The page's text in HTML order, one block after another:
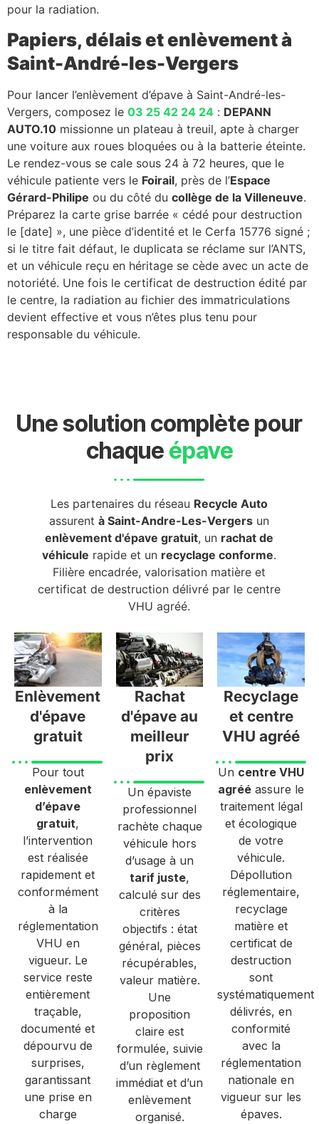
pour la radiation.
Papiers, délais et enlèvement à
Saint-André-les-Vergers
Pour lancer l’enlèvement d’épave à Saint-André-les-
Vergers, composez le 03 25 42 24 24 : DEPANN
AUTO.10 missionne un plateau à treuil, apte à charger
une voiture aux roues bloquées ou à la batterie éteinte.
Le rendez-vous se cale sous 24 à 72 heures, que le
véhicule patiente vers le Foirail, près de l’Espace
Gérard-Philipe ou du côté du collège de la Villeneuve.
Préparez la carte grise barrée « cédé pour destruction
le [date] », une pièce d’identité et le Cerfa 15776 signé ;
si le titre fait défaut, le duplicata se réclame sur l’ANTS,
et un véhicule reçu en héritage se cède avec un acte de
notoriété. Une fois le certificat de destruction édité par
le centre, la radiation au fichier des immatriculations
devient effective et vous n’êtes plus tenu pour
responsable du véhicule.
Une solution complète pour
chaque épave
Les partenaires du réseau Recycle Auto
assurentà Saint-Andre-Les-Vergers un
enlèvement d'épave gratuit, un rachat de
véhicule rapide et un recyclage conforme.
Filière encadrée, valorisation matière et
certificat de destruction délivré par le centre
VHU agréé.
Enlèvement
d'épave
gratuit
Pour tout
enlèvement
d’épave
gratuit,
l’intervention
est réalisée
rapidement et
conformément
à la
réglementation
VHU en
vigueur. Le
service reste
entièrement
traçable,
documenté et
dépourvu de
surprises,
garantissant
une prise en
charge
Rachat
d'épave au
meilleur
prix
Un épaviste
professionnel
rachète chaque
véhicule hors
d’usage à un
tarif juste,
calculé sur des
critères
objectifs : état
général, pièces
récupérables,
valeur matière.
Une
proposition
claire est
formulée, suivie
d’un règlement
immédiat et d’un
enlèvement
organisé.
Recyclage
et centre
VHU agréé
Un centre VHU
agréé assure le
traitement légal
et écologique
de votre
véhicule.
Dépollution
réglementaire,
recyclage
matière et
certificat de
destruction
sont
systématiquement
délivrés, en
conformité
avec la
réglementation
nationale en
vigueur sur les
épaves.